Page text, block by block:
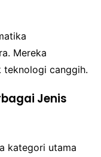
Mereka
teknologi canggih.
Jenis
kategori utama